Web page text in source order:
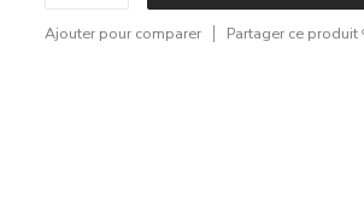
Ajouter pour comparer Partager ce produit